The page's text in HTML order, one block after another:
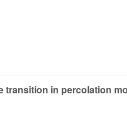
transition in percolation